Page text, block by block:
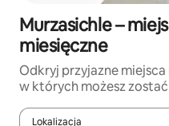
Murzasichle –
miesięczne
Odkryj przyjazne
w których możesz zostać
Lokalizacja